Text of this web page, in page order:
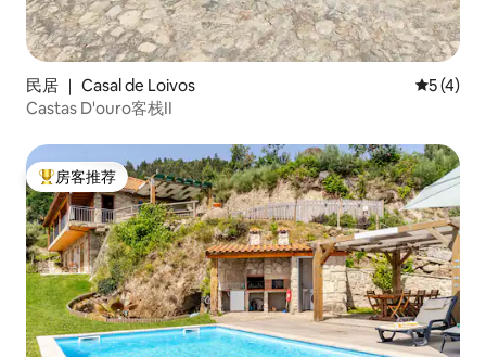
民居 ｜ Casal de Loivos 平均评分
5 (4)
Castas D'ouro客栈II
热门「房客推荐」
房客推荐